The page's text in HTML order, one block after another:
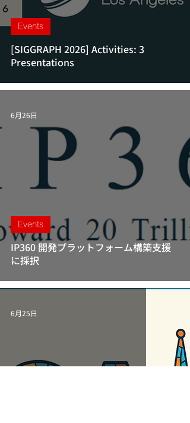
このページで紹介するツールたちは、 デザイナーと
のコミュニケーションを通して開発され、実際に映
像制作で使われた実績があるものばかりです。 より
多くの映像制作者に使っていただけるよう、一部の
ツールを OLM OpenToolsとして、Apache License,
Version 2.0ライセンス（商用利用も無料）で配布し
while striving to make them usable in our
production workplace by providing software tools
and workflows that support the creative
activities of artists.
We believe that usable tools cannot be made
without tight collaboration between artists,
researchers and engineers.
who provide a constant reminder of the real goal
of our research and development activities.
Rather than focus on technical details, we strive
to create a new style of digital imagery through
innovative interaction among artists, scientists
both at home and across the globe.
The tools presented on this page have been
developed in close collaboration with designers
tools, we distribute some of them (OLM
OpenTools) under the Apache License, Version 2.0
[SIGGRAPH 2026] Activities: 3
Presentations
Events
IP360 開発プラットフォーム構築支援
に採択
Events
6月26日
6月25日